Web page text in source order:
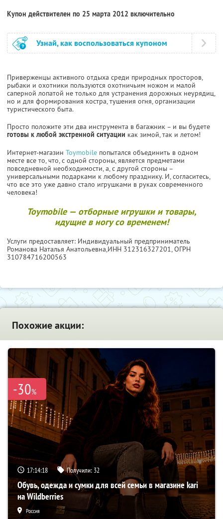
Купон действителен по 25 марта 2012 включительно
Узнай, как воспользоваться купоном
Приверженцы активного отдыха среди природных просторов,
рыбаки и охотники пользуются охотничьим ножом и малой
саперной лопатой не только для устранения дорожных неурядиц,
но и для формирования костра, тушения огня, организации
туристического быта.
Просто положите эти два инструмента в багажник – и вы будете
готовы к любой экстренной ситуации как зимой, так и летом!
Интернет-магазин Toymobile попытался объединить в одном
месте все то, что, с одной стороны, является предметами
повседневной необходимости, а, с другой стороны –
универсальными подарками к любому празднику. И, согласитесь,
что все это уже давно стало игрушками в руках современного
человека!
Toymobile — отборные игрушки и товары,
идущие в ногу со временем!
Услуги предоставляет: Индивидуальный предприниматель
Романова Наталья Анатольевна,ИНН 312316327201, ОГРН
310784716200563
Похожие акции:
-30%
17:14:17 Получили: 32
Обувь, одежда и сумки для всей семьи в магазине kari
на Wildberries
Россия